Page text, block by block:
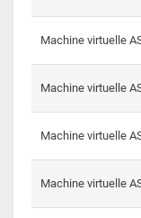
Machine virtuelle
Machine virtuelle
Machine virtuelle
Machine virtuelle